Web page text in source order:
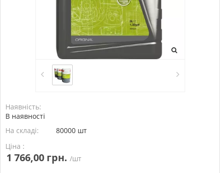
Наявність:
В наявності
На складі:
80000 шт
Ціна :
1 766,00 грн. /шт